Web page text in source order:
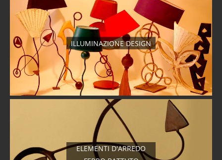
ILLUMINAZIONE DESIGN
ELEMENTI D'ARREDO